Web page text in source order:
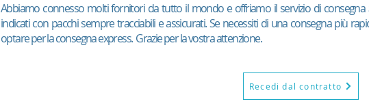
Abbiamo connesso molti fornitori da tutto il mondo e offriamo il servizio di consegna
indicati con pacchi sempre tracciabili e assicurati. Se necessiti di una consegna più
optare per la consegna express. Grazie per la vostra attenzione.
Recedi dal contratto